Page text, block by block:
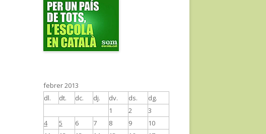
febrer 2013
dl.
dt. dc. dj. dv. ds. dg.
1 2
3
4
5 6 7 8 9
10